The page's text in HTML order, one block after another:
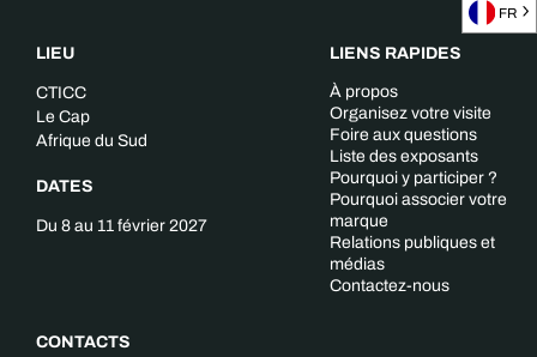
LIEU
CTICC
Le Cap
Afrique du Sud
DATES
Du 8 au 11 février 2027
CONTACTS
LIENS RAPIDES
À propos
Organisez votre visite
Foire aux questions
Liste des exposants
Pourquoi y participer ?
Pourquoi associer votre
marque
Relations publiques et
médias
Contactez-nous
FR